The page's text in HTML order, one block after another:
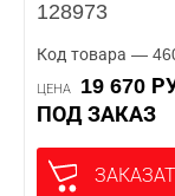
128973
Код товара —
ЦЕНА
19 670
ПОД ЗАКАЗ